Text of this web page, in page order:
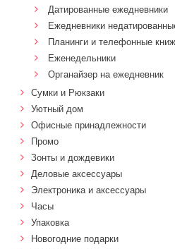
Датированные ежедневники
Ежедневники
Планинги и телефонные
Еженедельники
Органайзер на ежедневник
Сумки и Рюкзаки
Уютный дом
Офисные принадлежности
Промо
Зонты и дождевики
Деловые аксессуары
Электроника и аксессуары
Часы
Упаковка
Новогодние подарки